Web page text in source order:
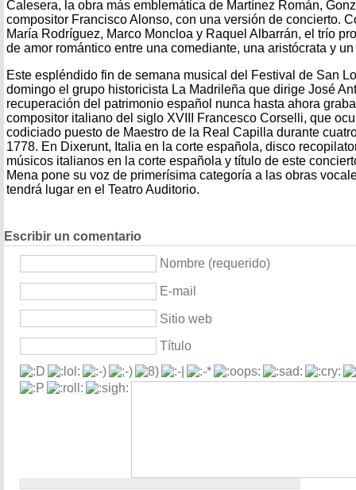
Calesera, la obra más emblemática de Martínez Román,
compositor Francisco Alonso, con una versión de concierto.
María Rodríguez, Marco Moncloa y Raquel Albarrán, el trío
de amor romántico entre una comediante, una aristócrata y
Este espléndido fin de semana musical del Festival de San
domingo el grupo historicista La Madrileña que dirige José
recuperación del patrimonio español nunca hasta ahora
compositor italiano del siglo XVIII Francesco Corselli, que
codiciado puesto de Maestro de la Real Capilla durante
1778. En Dixerunt, Italia en la corte española, disco
músicos italianos en la corte española y título de este
Mena pone su voz de primerísima categoría a las obras
tendrá lugar en el Teatro Auditorio.
Escribir un comentario
Nombre (requerido)
E-mail
Sitio web
Título